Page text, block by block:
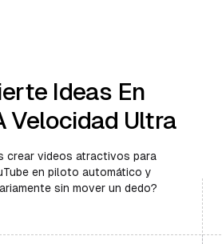
Ideas En
Velocidad Ultra
crear videos atractivos para
en piloto automático y
sin mover un dedo?